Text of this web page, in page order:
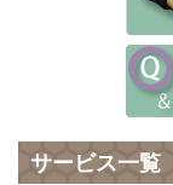
サービス一覧